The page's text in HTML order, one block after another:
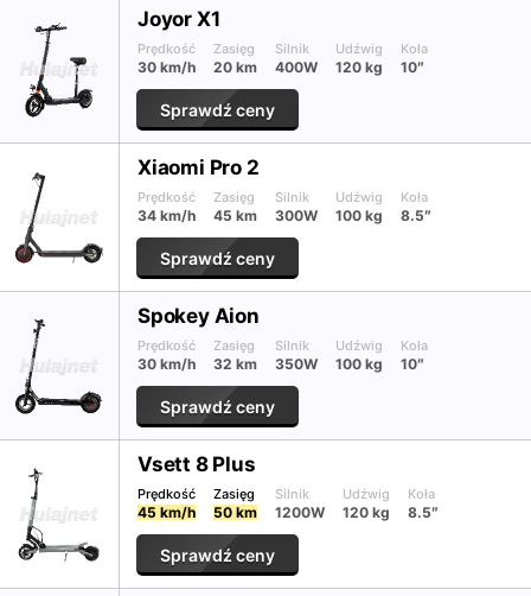
Joyor X1
Prędkość
30 km/h
Zasięg
20 km
Silnik
400W
Udźwig
120 kg
Koła
10″
Sprawdź ceny
Xiaomi Pro 2
Prędkość
34 km/h
Zasięg
45 km
Silnik
300W
Udźwig
100 kg
Koła
8.5″
Sprawdź ceny
Spokey Aion
Prędkość
30 km/h
Zasięg
32 km
Silnik
350W
Udźwig
100 kg
Koła
10″
Sprawdź ceny
Vsett 8 Plus
Prędkość
45 km/h
Zasięg
50 km
Silnik
1200W
Udźwig
120 kg
Koła
8.5″
Sprawdź ceny